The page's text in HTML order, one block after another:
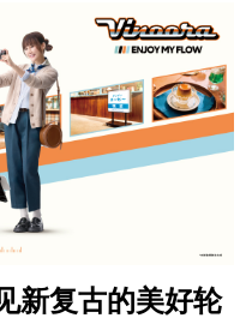
新复古的美好轮